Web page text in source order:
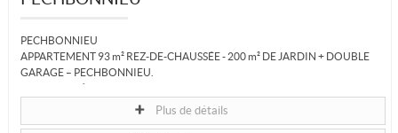
PECHBONNIEU
APPARTEMENT 93 m² REZ-DE-CHAUSSÉE - 200 m² DE JARDIN + DOUBLE
GARAGE – PECHBONNIEU.
Plus de détails